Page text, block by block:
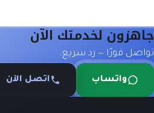
جاهزون لخدمتك الآن
تواصل فورًا — رد سريع.
واتساب اتصل الآن